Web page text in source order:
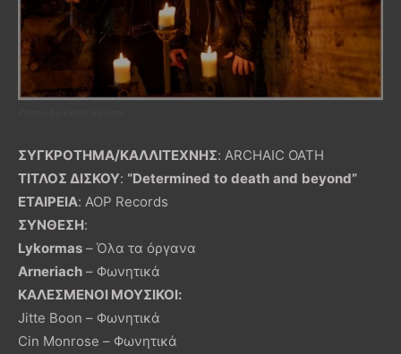
ΣΥΓΚΡΟΤΗΜΑ/ΚΑΛΛΙΤΕΧΝΗΣ: ARCHAIC OATH
ΤΙΤΛΟΣ ΔΙΣΚΟΥ: “Determined to death and beyond”
ΕΤΑΙΡΕΙΑ: AOP Records
ΣΥΝΘΕΣΗ:
Lykormas – Όλα τα όργανα
Arneriach – Φωνητικά
ΚΑΛΕΣΜΕΝΟΙ ΜΟΥΣΙΚΟΙ:
Jitte Boon – Φωνητικά
Cin Monrose – Φωνητικά